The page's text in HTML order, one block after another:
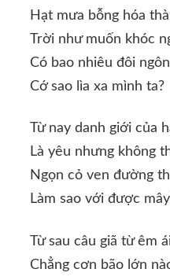
Hạt mưa bỗng hóa
Trời như muốn khóc
Có bao nhiêu đôi
Cớ sao lìa xa mình ta?
Từ nay danh giới của
Là yêu nhưng không
Ngọn cỏ ven đường
Làm sao với được
Từ sau câu giã từ êm
Chẳng cơn bão lớn